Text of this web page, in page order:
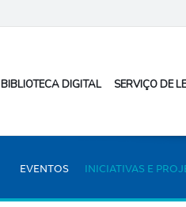
BIBLIOTECA DIGITAL SERVIÇO DE
EVENTOS INICIATIVAS E